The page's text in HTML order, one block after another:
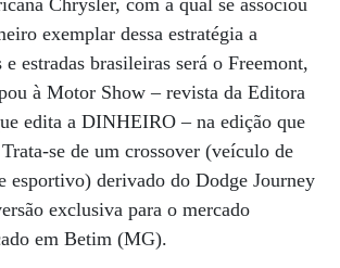
exemplar dessa estratégia a
e estradas brasileiras será o Freemont,
à Motor Show – revista da Editora
edita a DINHEIRO – na edição que
Trata-se de um crossover (veículo de
esportivo) derivado do Dodge Journey
exclusiva para o mercado
em Betim (MG).